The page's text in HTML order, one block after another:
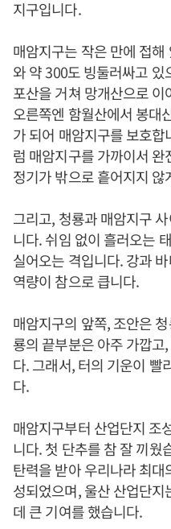
지구입니다.
매암지구는 작은 만에 접
와 약 300도 빙둘러싸고 있
포산을 거쳐 망개산으로
오른쪽엔 함월산에서 봉대
가 되어 매암지구를 보호
럼 매암지구를 가까이서
정기가 밖으로 흩어지지 않
그리고, 청룡과 매암지구
니다. 쉬임 없이 흘러오는
실어오는 격입니다. 강과
역량이 참으로 큽니다.
매암지구의 앞쪽, 조안은
룡의 끝부분은 아주 가깝
다. 그래서, 터의 기운이 빨
다.
매암지구부터 산업단지 조
니다. 첫 단추를 참 잘 끼웠
탄력을 받아 우리나라 최
성되었으며, 울산 산업단
데 큰 기여를 했습니다.